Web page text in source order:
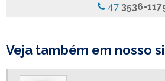
LUMINARIA COM DIFUSOR ACRILICO
LUMINARIA COM REFLETOR
47 3536-
Veja também em nosso